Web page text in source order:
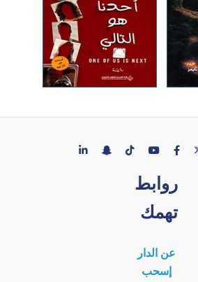
روابط
تهمك
عن الدار
إسحب